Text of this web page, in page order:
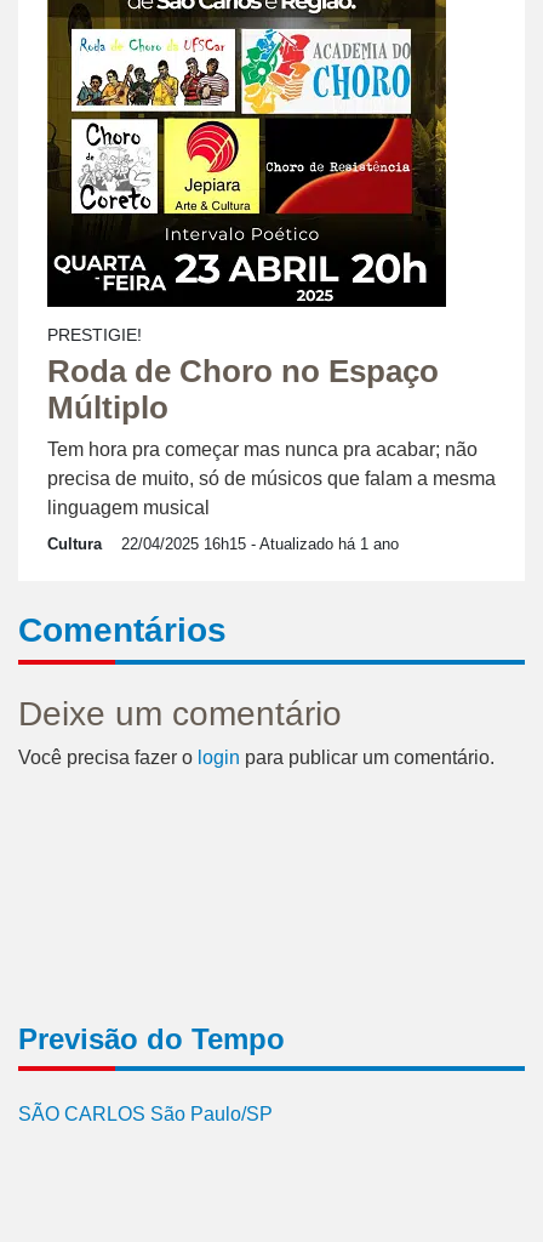
PRESTIGIE!
Roda de Choro no Espaço
Múltiplo
Tem hora pra começar mas nunca pra acabar; não
precisa de muito, só de músicos que falam a mesma
linguagem musical
Cultura 22/04/2025 16h15 - Atualizado há 1 ano
Comentários
Deixe um comentário
Você precisa fazer o login para publicar um comentário.
Previsão do Tempo
SÃO CARLOS São Paulo/SP